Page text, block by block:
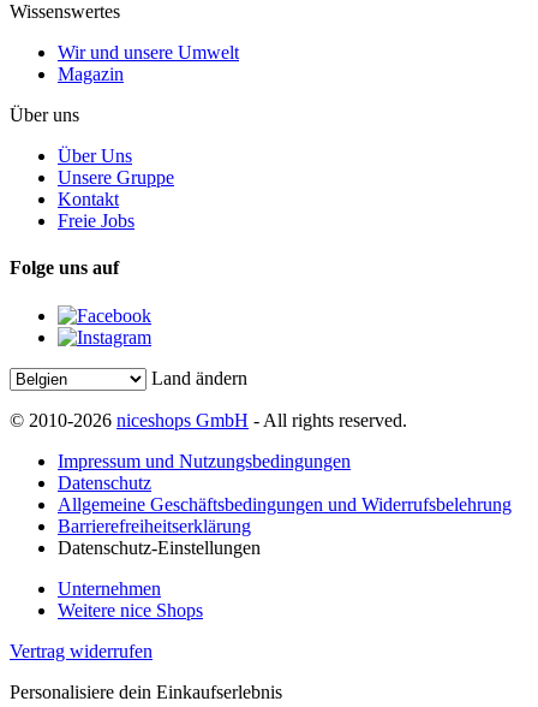
Wissenswertes
Wir und unsere Umwelt
Magazin
Über uns
Über Uns
Unsere Gruppe
Kontakt
Freie Jobs
Folge uns auf
Land ändern
© 2010-2026 niceshops GmbH - All rights reserved.
Impressum und Nutzungsbedingungen
Datenschutz
Allgemeine Geschäftsbedingungen und Widerrufsbelehrung
Barrierefreiheitserklärung
Datenschutz-Einstellungen
Unternehmen
Weitere nice Shops
Vertrag widerrufen
Personalisiere dein Einkaufserlebnis